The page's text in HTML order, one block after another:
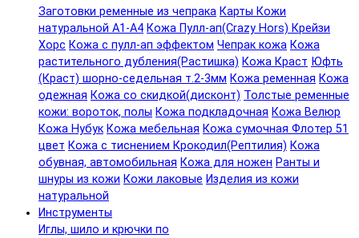
Заготовки ременные из чепрака Карты Кожи
натуральной А1-А4 Кожа Пулл-ап(Crazy Hors) Крейзи
Хорс Кожа с пулл-ап эффектом Чепрак кожа Кожа
растительного дубления(Растишка) Кожа Краст Юфть
(Краст) шорно-седельная т.2-3мм Кожа ременная Кожа
одежная Кожа со скидкой(дисконт) Толстые ременные
кожи: вороток, полы Кожа подкладочная Кожа Велюр
Кожа Нубук Кожа мебельная Кожа сумочная Флотер 51
цвет Кожа с тиснением Крокодил(Рептилия) Кожа
обувная, автомобильная Кожа для ножен Ранты и
шнуры из кожи Кожи лаковые Изделия из кожи
натуральной
Инструменты
Иглы, шило и крючки по